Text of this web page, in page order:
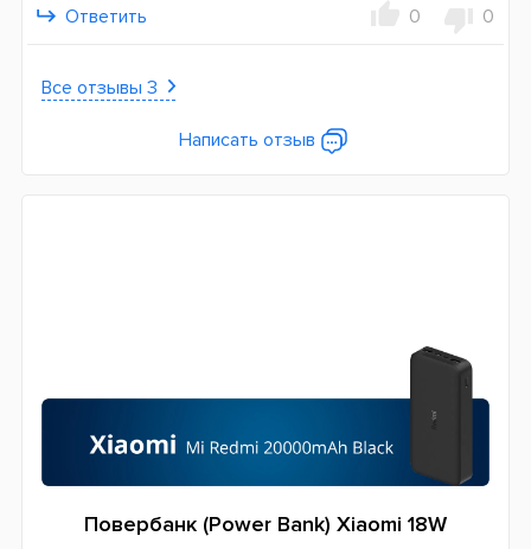
Ответить 0 0
Все отзывы 3
Написать отзыв
Повербанк (Power Bank) Xiaomi 18W